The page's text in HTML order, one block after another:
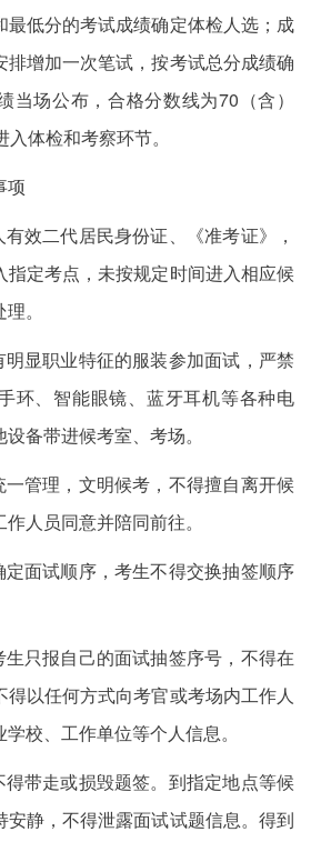
最低分的考试成绩确定体检人选；成
增加一次笔试，按考试总分成绩确
当场公布，合格分数线为70（含）
体检和考察环节。
项
效二代居民身份证、《准考证》，
定考点，未按规定时间进入相应候
。
显职业特征的服装参加面试，严禁
环、智能眼镜、蓝牙耳机等各种电
备带进候考室、考场。
管理，文明候考，不得擅自离开候
人员同意并陪同前往。
面试顺序，考生不得交换抽签顺序
只报自己的面试抽签序号，不得在
以任何方式向考官或考场内工作人
校、工作单位等个人信息。
带走或损毁题签。到指定地点等候
静，不得泄露面试试题信息。得到